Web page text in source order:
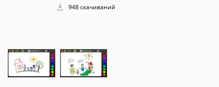
948 скачиваний